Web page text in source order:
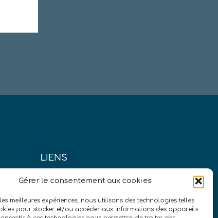
Gérer le consentement aux cookies
meilleures expériences, nous utilisons des technologies telles
pour stocker et/ou accéder aux informations des appareils.
LIENS
Conditions générales de vente
Mentions légales